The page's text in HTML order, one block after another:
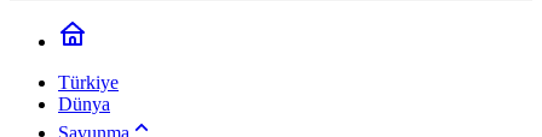
Türkiye
Dünya
Savunma